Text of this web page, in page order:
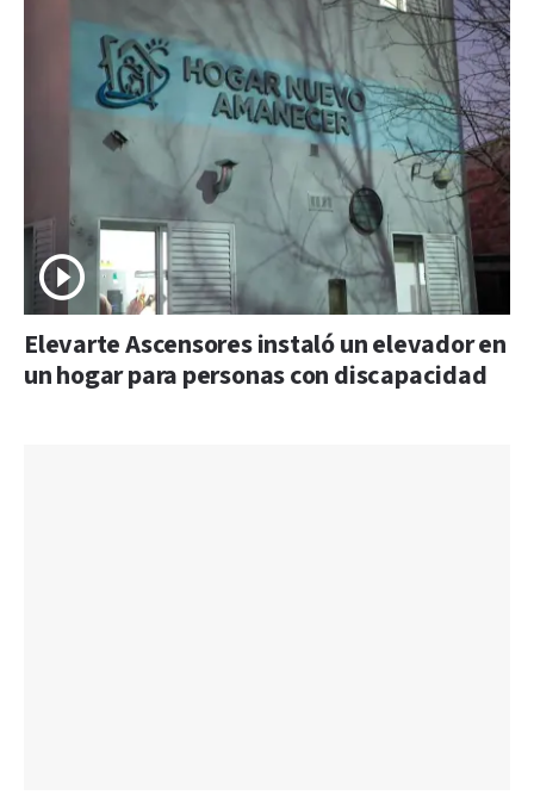
Elevarte Ascensores instaló un elevador en
un hogar para personas con discapacidad